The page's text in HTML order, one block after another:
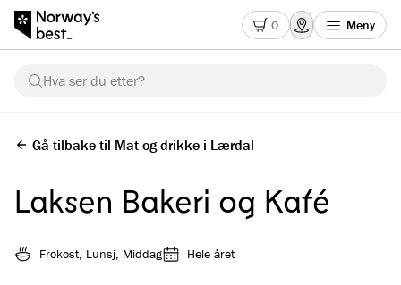
0 Meny
Hva ser du etter?
Gå tilbake til Mat og drikke i Lærdal
Laksen Bakeri og Kafé
Frokost, Lunsj, Middag Hele året